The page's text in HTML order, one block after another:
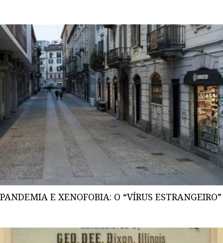
PANDEMIA E XENOFOBIA: O “VÍRUS ESTRANGEIRO”